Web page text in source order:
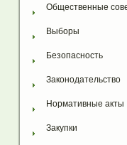
Общественные
Выборы
Безопасность
Законодательство
Нормативные акты
Закупки